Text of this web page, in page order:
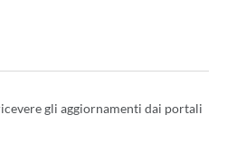
gli aggiornamenti dai portali